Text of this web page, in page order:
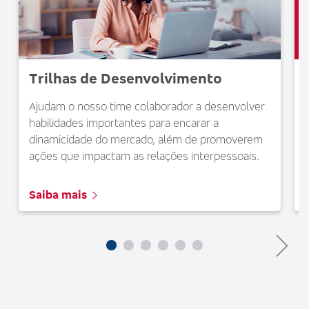
Trilhas de Desenvolvimento
Ajudam o nosso time colaborador a desenvolver
habilidades importantes para encarar a
dinamicidade do mercado, além de promoverem
ações que impactam as relações interpessoais.
Saiba mais